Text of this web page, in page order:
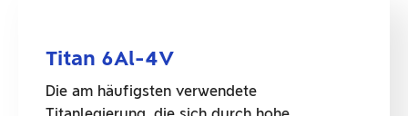
Titan 6Al-4V
Die am häufigsten verwendete